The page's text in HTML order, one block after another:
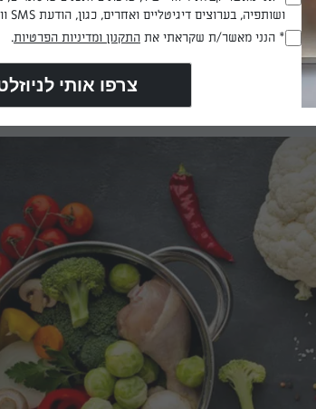
לה עוד הרבה עניין מעבר למה שאנחנו כבר מביעים בה,
ופירות יבשים. הפירות היבשים, מוסיפים מתיקות
לא יצליחו לזהות מה יש בפנים. אז כדי להפתיע
מושלם לפשטידת הכרובית המוכרת והידועה, הוסיפו
לצד אגוזים חתוכים וצפו למחמאות.
ושותפיה, בערוצים דיגיטליים ואחרים, כגון, הודעת SMS וואטסאפ, מייל
(חובה)
* הנני מאשר/ת שקראתי את התקנון ומדיניות הפרטיות.